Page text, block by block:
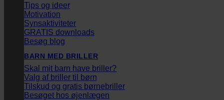
Tips og ideer
Motivation
Synsaktiviteter
GRATIS downloads
Besøg blog
BARN MED BRILLER
Skal mit barn have briller?
Valg af briller til børn
Tilskud og gratis børnebriller
Besøget hos øjenlægen